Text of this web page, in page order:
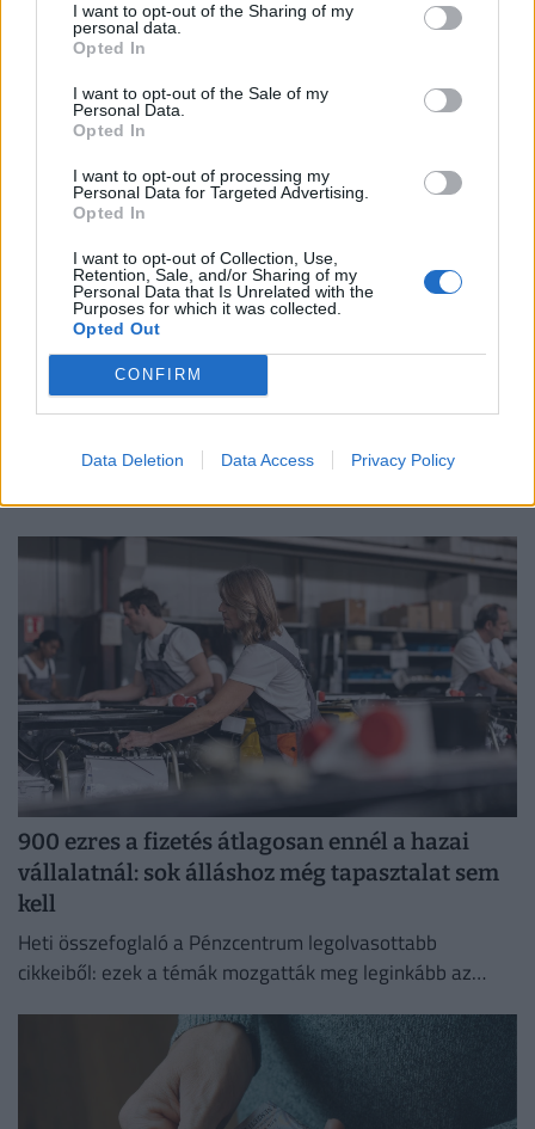
I want to opt-out of the Sharing of my
personal data.
Opted In
I want to opt-out of the Sale of my
Personal Data.
Opted In
I want to opt-out of processing my
Personal Data for Targeted Advertising.
Opted In
I want to opt-out of Collection, Use,
Retention, Sale, and/or Sharing of my
Personal Data that Is Unrelated with the
Purposes for which it was collected.
Opted Out
CONFIRM
Data Deletion Data Access Privacy Policy
foglalkoztatottság továbbra is magas, a munkanélküliség
pedig nem emelkedik drámai mértékben.
Teljesen átírhatják a kötelező szombati
munkanapot a magyaroknak: váratlan javaslat
Átfogó javaslatcsomagot dolgozott ki a Magyar
kezelése érdekében.
900 ezres a fizetés átlagosan ennél a hazai
vállalatnál: sok álláshoz még tapasztalat sem
kell
Heti összefoglaló a Pénzcentrum legolvasottabb
cikkeiből: ezek a témák mozgatták meg leginkább az